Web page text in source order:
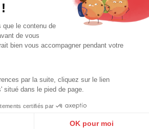
que le contenu de
de vous
bien vous accompagner pendant votre
par la suite, cliquez sur le lien
situé dans le pied de page.
certifiés par
OK pour moi
Payez 3 versements de 57 € + frais de gestion 5€En savoir plus
des données personnelles